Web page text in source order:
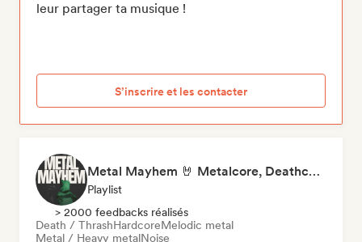
leur partager ta musique !
S’inscrire et les contacter
Metal Mayhem 🤘 Metalcore, Deathcore & Progressive Metal
Playlist
> 2000 feedbacks réalisés
Death / ThrashHardcoreMelodic metal
Metal / Heavy metalNoise